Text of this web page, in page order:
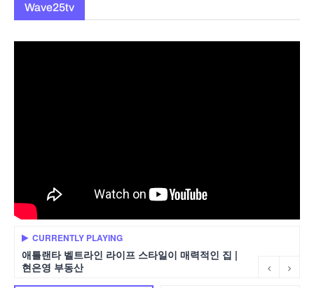
Wave25tv
CURRENTLY PLAYING
애틀랜타 벨트라인 라이프 스타일이 매력적인 집 |
현은영 부동산